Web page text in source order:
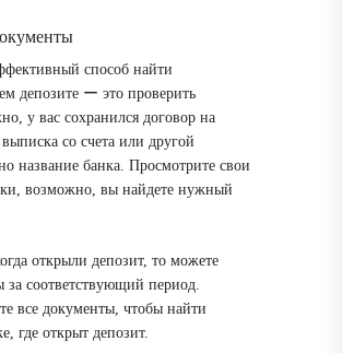
способ найти
депозите ー это проверить
у вас сохранился договор на
со счета или другой
название банка. Просмотрите свои
возможно, вы найдете нужный
открыли депозит, то можете
за соответствующий период.
все документы, чтобы найти
где открыт депозит.